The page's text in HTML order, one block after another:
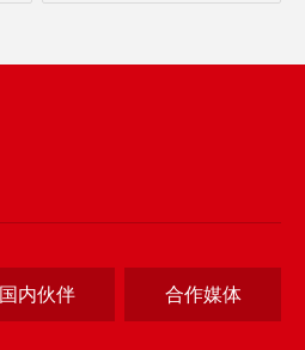
国内伙伴 合作媒体